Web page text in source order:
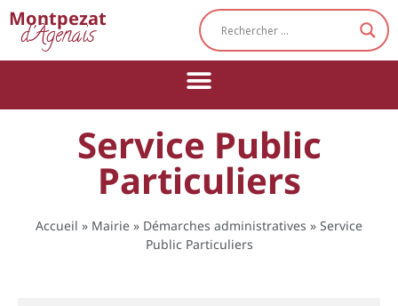
Montpezat
d'Agenais
Service Public
Particuliers
Accueil » Mairie » Démarches administratives » Service
Public Particuliers
Cookies management panel